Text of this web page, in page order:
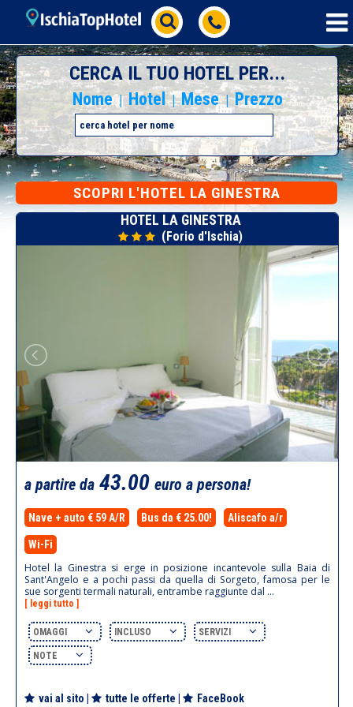
CERCA IL TUO HOTEL PER...
Nome | Hotel | Mese | Prezzo
SCOPRI L'HOTEL LA GINESTRA
HOTEL LA GINESTRA
(Forio d'Ischia)
a partire da 43.00 euro a persona!
Nave + auto € 59 A/R Bus da € 25.00! Aliscafo a/r
Wi-Fi
Hotel la Ginestra si erge in posizione incantevole sulla Baia di
Sant'Angelo e a pochi passi da quella di Sorgeto, famosa per le
sue sorgenti termali naturali, entrambe raggiunte dal ...
[ leggi tutto ]
OMAGGI INCLUSO SERVIZI
NOTE
vai al sito tutte le offerte FaceBook